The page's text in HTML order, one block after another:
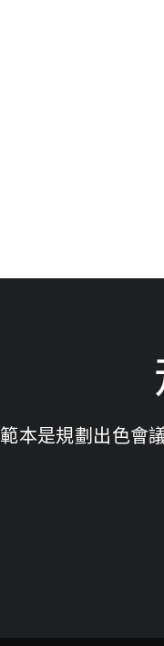
範本是規劃出色會